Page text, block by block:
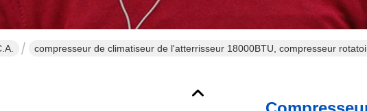
compresseur de climatiseur de l'atterrisseur 18000BTU, compresseur